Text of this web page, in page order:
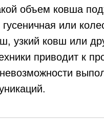
объем ковша
или
узкий ковш или
приводит к